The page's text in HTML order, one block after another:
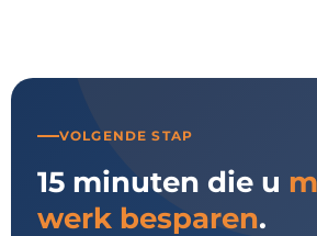
VOLGENDE STAP
15 minuten die u
werk besparen.